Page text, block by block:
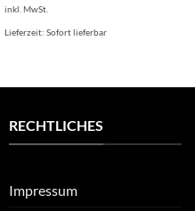
inkl. MwSt.
Lieferzeit: Sofort lieferbar
RECHTLICHES
Impressum